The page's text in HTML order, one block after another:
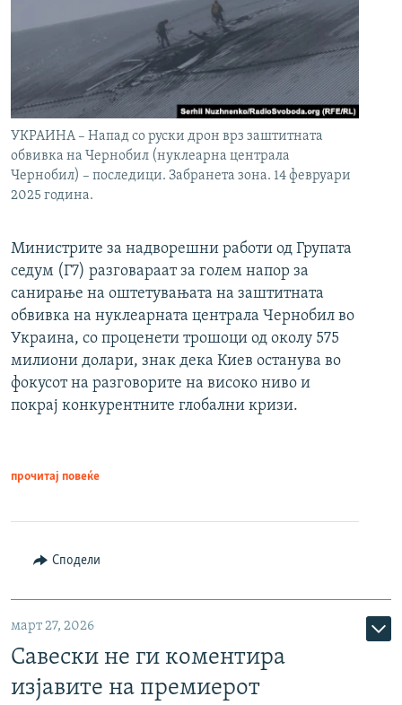
УКРАИНА – Напад со руски дрон врз заштитната
обвивка на Чернобил (нуклеарна централа
Чернобил) – последици. Забранета зона. 14 февруари
2025 година.
Министрите за надворешни работи од Групата
седум (Г7) разговараат за голем напор за
санирање на оштетувањата на заштитната
обвивка на нуклеарната централа Чернобил во
Украина, со проценети трошоци од околу 575
милиони долари, знак дека Киев останува во
фокусот на разговорите на високо ниво и
покрај конкурентните глобални кризи.
прочитај повеќе
Сподели
март 27, 2026
Савески не ги коментира
изјавите на премиерот